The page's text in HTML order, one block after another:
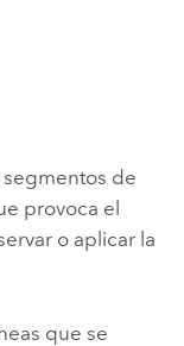
de
provoca el
o aplicar la
que se